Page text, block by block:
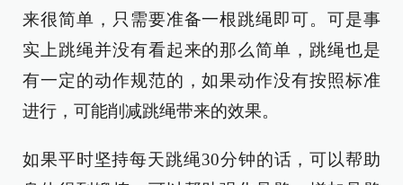
来很简单，只需要准备一根跳绳即可。可是事
实上跳绳并没有看起来的那么简单，跳绳也是
有一定的动作规范的，如果动作没有按照标准
进行，可能削减跳绳带来的效果。
如果平时坚持每天跳绳30分钟的话，可以帮助